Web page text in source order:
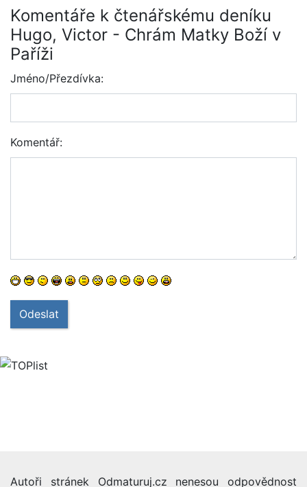
Komentáře k čtenářskému deníku
Hugo, Victor - Chrám Matky Boží v
Paříži
Jméno/Přezdívka:
Komentář:
Odeslat
Autoři stránek Odmaturuj.cz nenesou odpovědnost